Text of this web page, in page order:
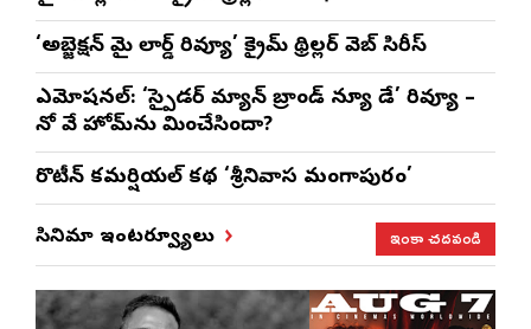
‘అబ్జెక్ష‌న్ మై లార్డ్ రివ్యూ’ క్రైమ్ థ్రిల్ల‌ర్ వెబ్ సిరీస్
ఎమోష‌న‌ల్‌: ‘స్పైడర్ మ్యాన్ బ్రాండ్ న్యూ డే’ రివ్యూ –
నో వే హోమ్‌ను మించేసిందా?
రొటీన్‌ కమర్షియల్‌ కథ ‘శ్రీనివాస మంగాపురం’
సినిమా ఇంటర్వ్యూలు ఇంకా చదవండి